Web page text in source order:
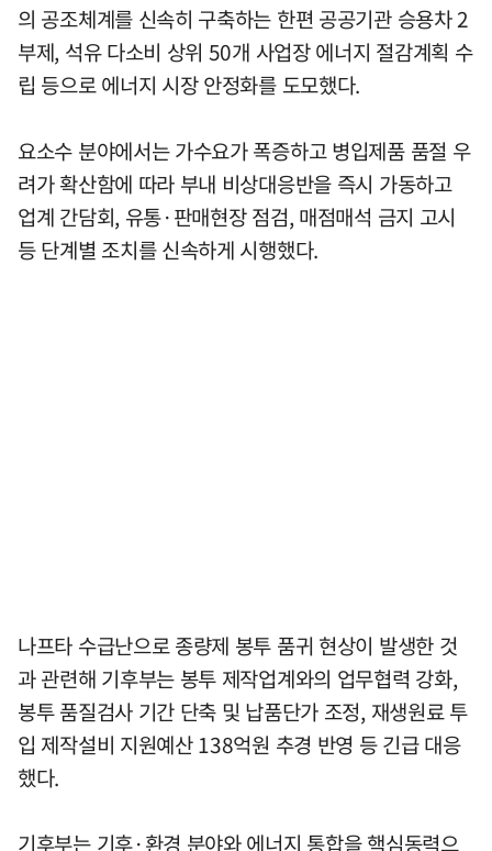
의 공조체계를 신속히 구축하는 한편 공공기관 승용차 2
부제, 석유 다소비 상위 50개 사업장 에너지 절감계획 수
립 등으로 에너지 시장 안정화를 도모했다.
요소수 분야에서는 가수요가 폭증하고 병입제품 품절 우
려가 확산함에 따라 부내 비상대응반을 즉시 가동하고
업계 간담회, 유통·판매현장 점검, 매점매석 금지 고시
등 단계별 조치를 신속하게 시행했다.
나프타 수급난으로 종량제 봉투 품귀 현상이 발생한 것
과 관련해 기후부는 봉투 제작업계와의 업무협력 강화,
봉투 품질검사 기간 단축 및 납품단가 조정, 재생원료 투
입 제작설비 지원예산 138억원 추경 반영 등 긴급 대응
했다.
기후부는 기후·환경 분야와 에너지 통합을 핵심동력으